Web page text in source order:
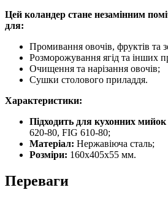
Цей коландер стане незамінним
для:
Промивання овочів, фруктів та
Розморожування ягід та інших
Очищення та нарізання овочів;
Сушки столового приладдя.
Характеристики:
Підходить для кухонних мийок
620-80, FIG 610-80;
Матеріал: Нержавіюча сталь;
Розміри: 160х405х55 мм.
Переваги